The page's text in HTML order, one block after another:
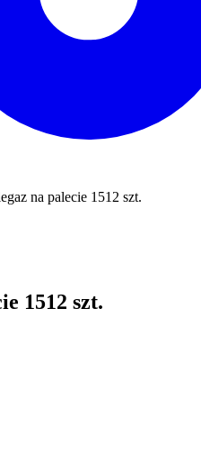
na palecie 1512 szt.
1512 szt.